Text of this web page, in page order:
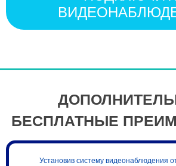
БЕСПЛАТНЫЕ
Установив систему видеонаблюдения